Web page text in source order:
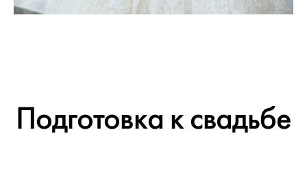
Подготовка к свадьбе